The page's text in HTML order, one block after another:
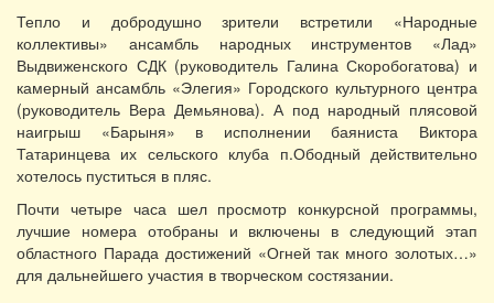
Тепло и добродушно зрители встретили «Народные
коллективы» ансамбль народных инструментов «Лад»
Выдвиженского СДК (руководитель Галина Скоробогатова) и
камерный ансамбль «Элегия» Городского культурного центра
(руководитель Вера Демьянова). А под народный плясовой
наигрыш «Барыня» в исполнении баяниста Виктора
Татаринцева их сельского клуба п.Ободный действительно
хотелось пуститься в пляс.
Почти четыре часа шел просмотр конкурсной программы,
лучшие номера отобраны и включены в следующий этап
областного Парада достижений «Огней так много золотых…»
для дальнейшего участия в творческом состязании.